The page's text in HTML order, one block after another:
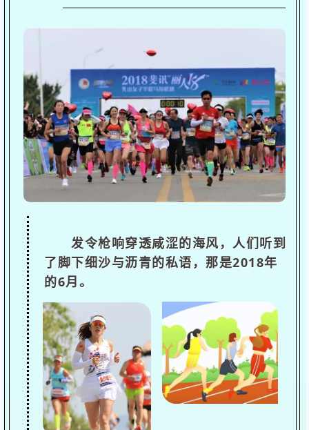
发令枪响穿透咸涩的海风，人们听到
了脚下细沙与沥青的私语，那是2018年
的6月。